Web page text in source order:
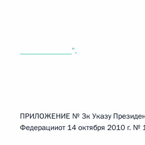
_____________".
ПРИЛОЖЕНИЕ № 3к Указу
Федерацииот 14 октября 2010 г. №